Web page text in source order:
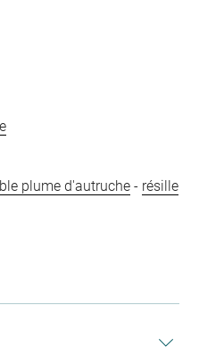
plume d'autruche - résille